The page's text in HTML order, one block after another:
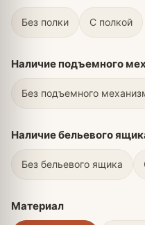
Без полки С полкой
Наличие подъемного
Без подъемного
Наличие бельевого
Без бельевого ящика
Материал